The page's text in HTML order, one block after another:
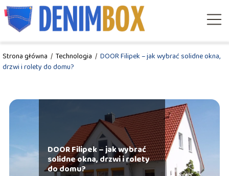
Strona główna / Technologia / DOOR Filipek – jak wybrać solidne okna,
drzwi i rolety do domu?
DOOR Filipek – jak wybrać
solidne okna, drzwi i rolety
do domu?